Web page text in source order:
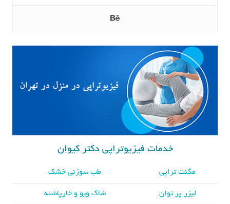
خدمات فیزیوتراپی دکتر کیوان
مگنت تراپی طب سوزنی خشک
لیزر پر توان شاک ویو و خارپاشنه